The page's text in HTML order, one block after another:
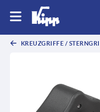
KREUZGRIFFE /